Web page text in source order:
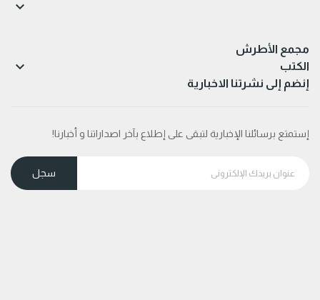
مجمع الأطرش

الكتب 
إنضم إلى نشرتنا الاخبارية
إستمتع برسائلنا الإخبارية لتبقى على إطلاع بآخر اصداراتنا و أخبارنا!